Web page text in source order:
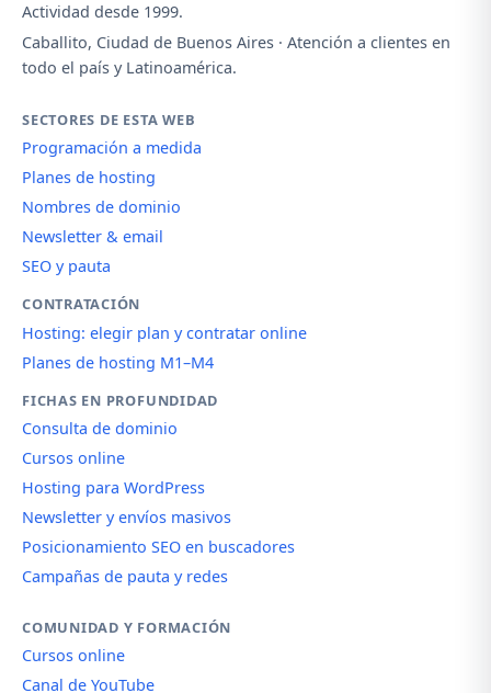
Actividad desde 1999.
Caballito, Ciudad de Buenos Aires · Atención a clientes en
todo el país y Latinoamérica.
SECTORES DE ESTA WEB
Programación a medida
Planes de hosting
Nombres de dominio
Newsletter & email
SEO y pauta
CONTRATACIÓN
Hosting: elegir plan y contratar online
Planes de hosting M1–M4
FICHAS EN PROFUNDIDAD
Consulta de dominio
Cursos online
Hosting para WordPress
Newsletter y envíos masivos
Posicionamiento SEO en buscadores
Campañas de pauta y redes
COMUNIDAD Y FORMACIÓN
Cursos online
Canal de YouTube